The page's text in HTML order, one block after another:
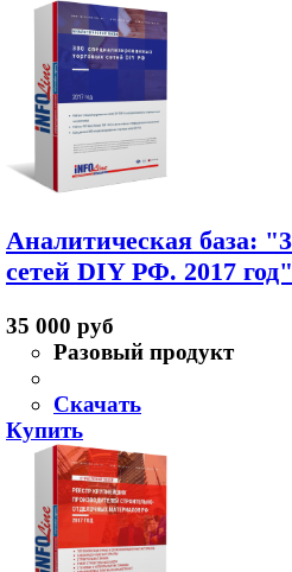
Аналитическая база:
сетей DIY РФ. 2017
35 000 руб
Разовый продукт
Скачать
Купить